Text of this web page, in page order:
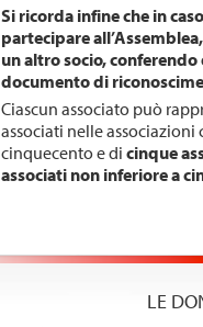
Si ricorda infine che in
partecipare
un altro socio,
documento di
Ciascun associato può
associati nelle
cinquecento e dicinque
associati non inferiore a
LE